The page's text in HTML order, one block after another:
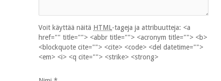
Voit käyttää näitä HTML-tageja ja attribuutteja: <a
href="" title=""> <abbr title=""> <acronym title=""> <b>
<blockquote cite=""> <cite> <code> <del datetime="">
<em> <i> <q cite=""> <strike> <strong>